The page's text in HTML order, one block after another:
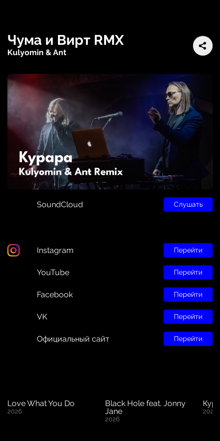
Чума и Вирт RMX
Kulyomin & Ant
SoundCloud Слушать
Instagram Перейти
YouTube Перейти
Facebook Перейти
VK Перейти
Официальный сайт Перейти
Love What You Do
2026
Black Hole feat. Jonny
Jane
2026
2024